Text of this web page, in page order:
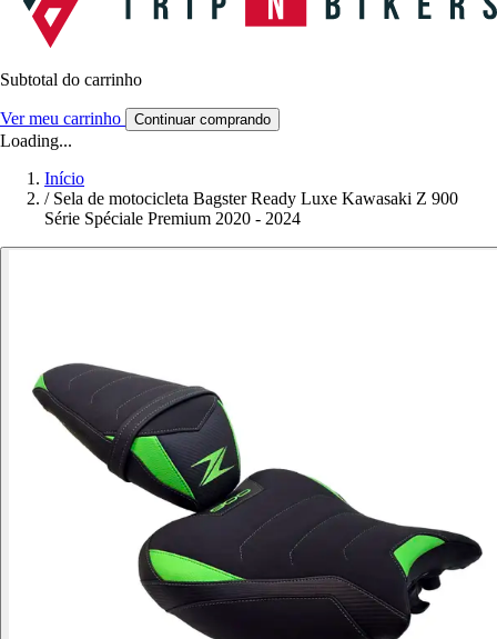
Subtotal do carrinho
Ver meu carrinho Continuar comprando
Loading...
Início
/ Sela de motocicleta Bagster Ready Luxe Kawasaki Z 900
Série Spéciale Premium 2020 - 2024